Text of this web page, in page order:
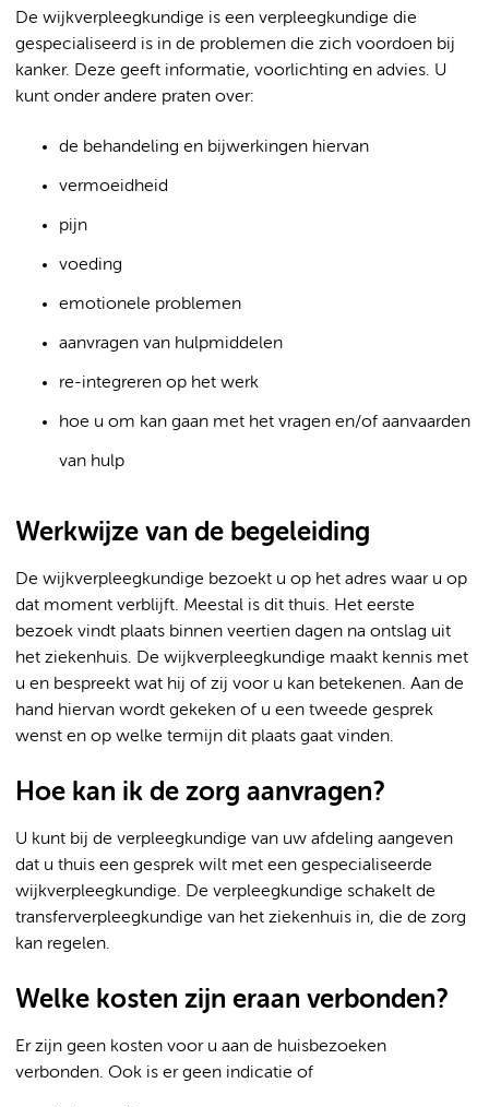
De wijkverpleegkundige is een verpleegkundige die
gespecialiseerd is in de problemen die zich voordoen bij
kanker. Deze geeft informatie, voorlichting en advies. U
kunt onder andere praten over:
de behandeling en bijwerkingen hiervan
vermoeidheid
pijn
voeding
emotionele problemen
aanvragen van hulpmiddelen
re-integreren op het werk
hoe u om kan gaan met het vragen en/of aanvaarden
van hulp
Werkwijze van de begeleiding
De wijkverpleegkundige bezoekt u op het adres waar u op
dat moment verblijft. Meestal is dit thuis. Het eerste
bezoek vindt plaats binnen veertien dagen na ontslag uit
het ziekenhuis. De wijkverpleegkundige maakt kennis met
u en bespreekt wat hij of zij voor u kan betekenen. Aan de
hand hiervan wordt gekeken of u een tweede gesprek
wenst en op welke termijn dit plaats gaat vinden.
Hoe kan ik de zorg aanvragen?
U kunt bij de verpleegkundige van uw afdeling aangeven
dat u thuis een gesprek wilt met een gespecialiseerde
wijkverpleegkundige. De verpleegkundige schakelt de
transferverpleegkundige van het ziekenhuis in, die de zorg
kan regelen.
Welke kosten zijn eraan verbonden?
Er zijn geen kosten voor u aan de huisbezoeken
verbonden. Ook is er geen indicatie of